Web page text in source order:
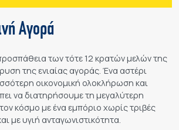
Αγορά
των τότε 12 κρατών μελών της
της ενιαίας αγοράς. Ένα αστέρι
οικονομική ολοκλήρωση και
να διατηρήσουμε τη μεγαλύτερη
κόσμο με ένα εμπόριο χωρίς τριβές
με υγιή ανταγωνιστικότητα.